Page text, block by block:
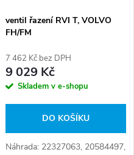
ventil řazení RVI T, VOLVO
FH/FM
7 462 Kč bez DPH
9 029 Kč
Skladem v e-shopu
DO KOŠÍKU
Náhrada: 22327063, 20584497,